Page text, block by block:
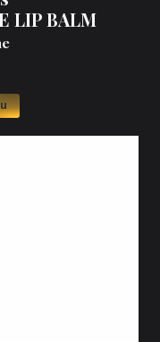
LIP BALM